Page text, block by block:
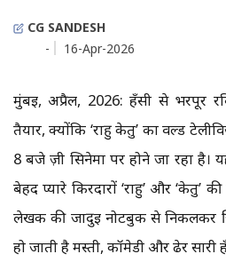
CG SANDESH
-
16-Apr-2026
मुंबई, अप्रैल, 2026: हँसी से भरपूर
तैयार, क्योंकि ‘राहु केतु’ का वर्ल्ड
8 बजे ज़ी सिनेमा पर होने जा रहा है।
बेहद प्यारे किरदारों ‘राहु’ और ‘केतु’
लेखक की जादुई नोटबुक से
हो जाती है मस्ती, कॉमेडी और ढेर सारी